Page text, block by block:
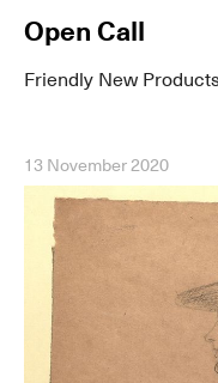
Open Call
Friendly New
13 November 2020